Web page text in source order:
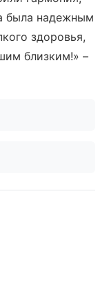
была надежным
здоровья,
близким!» –